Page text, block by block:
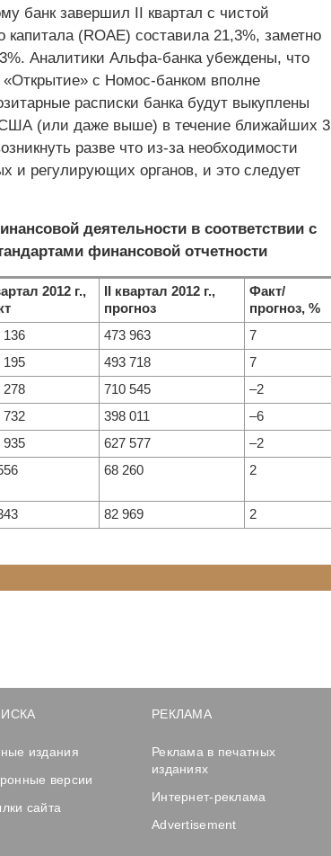
банк завершил II квартал с чистой
(ROAE) составила 21,3%, заметно
Аналитики Альфа-банка убеждены, что
с Номос-банком вполне
расписки банка будут выкуплены
(или даже выше) в течение ближайших 3
разве что из-за необходимости
и регулирующих органов, и это следует
деятельности в соответствии с
финансовой отчетности
2012 г.,
II квартал 2012 г.,
прогноз
Факт/
прогноз, %
136 473 963
7
195 493 718
7
278 710 545
–2
732 398 011
–6
935 627 577
–2
68 260 2
82 969 2
издания
версии
сайта
РЕКЛАМА
Реклама в печатных
изданиях
Интернет-реклама
Advertisement